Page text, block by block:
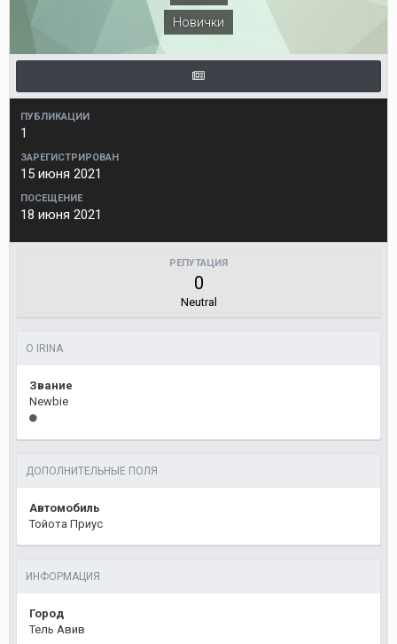
Новички
ПУБЛИКАЦИИ
1
ЗАРЕГИСТРИРОВАН
15 июня 2021
ПОСЕЩЕНИЕ
18 июня 2021
РЕПУТАЦИЯ
0
Neutral
О IRINA
Звание
Newbie
ДОПОЛНИТЕЛЬНЫЕ ПОЛЯ
Автомобиль
Тойота Приус
ИНФОРМАЦИЯ
Город
Тель Авив